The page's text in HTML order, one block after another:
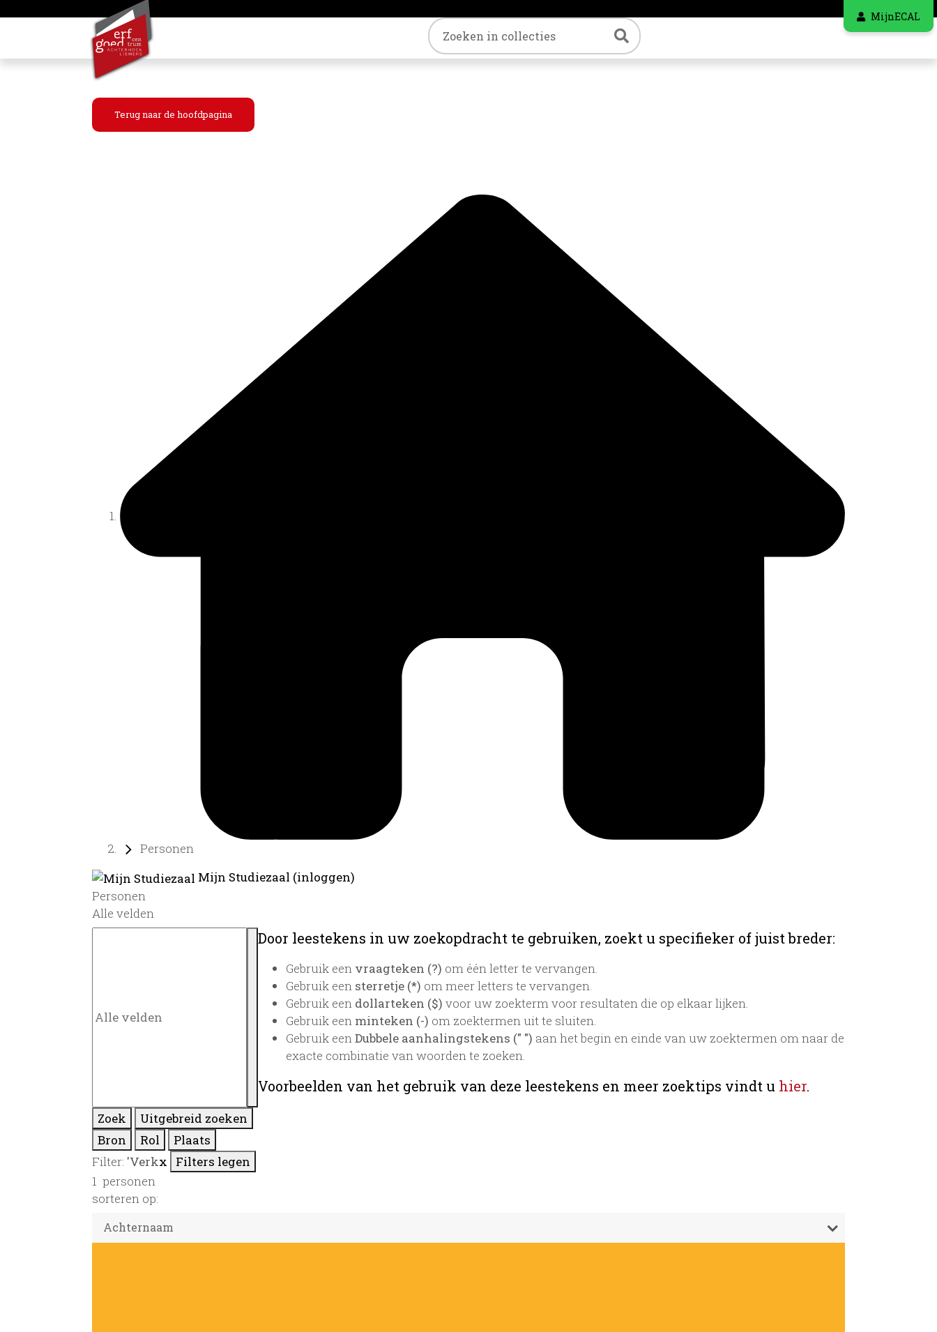
MijnECAL
Trefwoord Zoeken
Terug naar de hoofdpagina
Personen
Mijn Studiezaal (inloggen)
Personen
Alle velden
Door leestekens in uw zoekopdracht te gebruiken, zoekt u specifieker of juist breder:
Gebruik een vraagteken (?) om één letter te vervangen.
Gebruik een sterretje (*) om meer letters te vervangen.
Gebruik een dollarteken ($) voor uw zoekterm voor resultaten die op elkaar lijken.
Gebruik een minteken (-) om zoektermen uit te sluiten.
Gebruik eenDubbele aanhalingstekens (" ") aan het begin en einde van uw zoektermen om naar de
exacte combinatie van woorden te zoeken.
Voorbeelden van het gebruik van deze leestekens en meer zoektips vindt u hier.
Zoek
Uitgebreid zoeken
Bron
Rol
Plaats
Filter: 'Verkx
Filters legen
1 personen
sorteren op: